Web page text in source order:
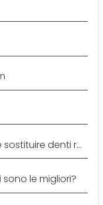
Le soluzioni migliori per curare e sostituire denti rotti e
le migliori?